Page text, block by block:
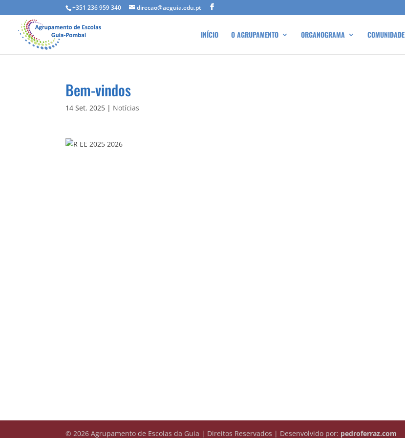
+351 236 959 340 direcao@aeguia.edu.pt
INÍCIO O AGRUPAMENTO ORGANOGRAMA COMUNIDADE
Bem-vindos
14 Set. 2025 | Notícias
© 2026 Agrupamento de Escolas da Guia | Direitos Reservados | Desenvolvido por: pedroferraz.com